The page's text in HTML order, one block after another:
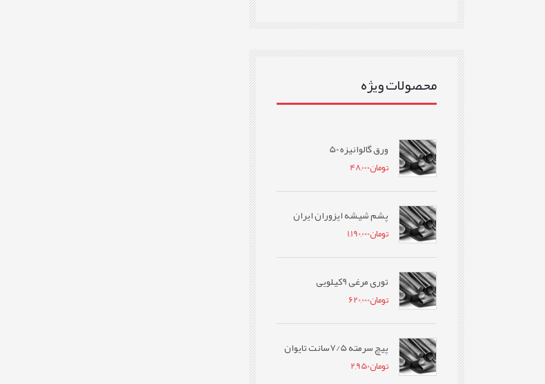
محصولات ویژه
ورق گالوانیزه 50
تومان48,000
پشم شیشه ایزوران ایران
تومان1,190,000
توری مرغی 9کیلویی
تومان620,000
پیچ سرمته 7/5سانت تایوان
تومان2,950